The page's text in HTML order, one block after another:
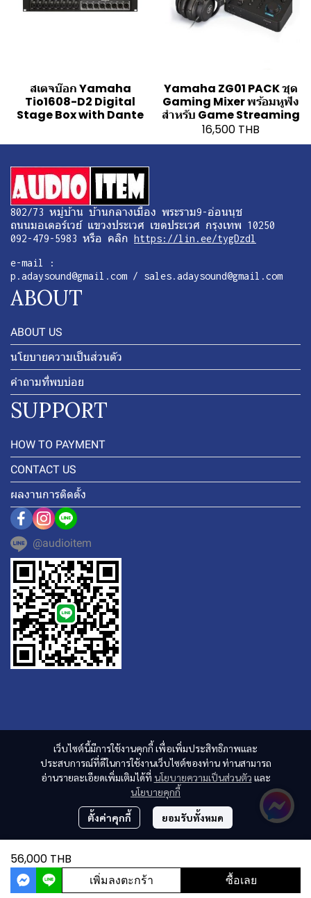
สเตจบ๊อก Yamaha
Tio1608-D2 Digital
Stage Box with Dante
Yamaha ZG01 PACK ชุด
Gaming Mixer พร้อมหูฟัง
สำหรับ Game Streaming
16,500 THB
56,000 THB
เพิ่มลงตะกร้า ซื้อเลย
เว็บไซต์นี้มีการใช้งานคุกกี้ เพื่อเพิ่มประสิทธิภาพและ
ประสบการณ์ที่ดีในการใช้งานเว็บไซต์ของท่าน ท่านสามารถ
อ่านรายละเอียดเพิ่มเติมได้ที่ นโยบายความเป็นส่วนตัว และ
นโยบายคุกกี้
ตั้งค่าคุกกี้ ยอมรับทั้งหมด
802/73 หมู่บ้าน บ้านกลางเมือง พระราม9-อ่อนนุช
ถนนมอเตอร์เวย์ แขวงประเวศ เขตประเวศ กรุงเทพ 10250
092-479-5983 หรือ คลิก https://lin.ee/tygDzdl
e-mail :
p.adaysound@gmail.com / sales.adaysound@gmail.com
ABOUT
ABOUT US
นโยบายความเป็นส่วนตัว
คำถามที่พบบ่อย
SUPPORT
HOW TO PAYMENT
CONTACT US
ผลงานการติดตั้ง
@audioitem
ผู้เข้าชมวันนี้